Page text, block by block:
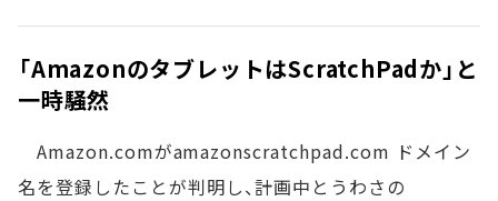
「AmazonのタブレットはScratchPadか」と
一時騒然
Amazon.comがamazonscratchpad.com ドメイン
名を登録したことが判明し、計画中とうわさの